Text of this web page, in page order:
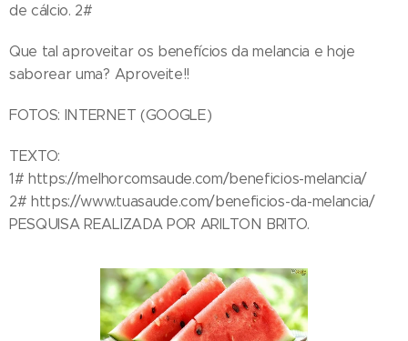
de cálcio. 2#
Que tal aproveitar os benefícios da melancia e hoje
saborear uma? Aproveite!!
FOTOS: INTERNET (GOOGLE)
TEXTO:
1# https://melhorcomsaude.com/beneficios-melancia/
2# https://www.tuasaude.com/beneficios-da-melancia/
PESQUISA REALIZADA POR ARILTON BRITO.